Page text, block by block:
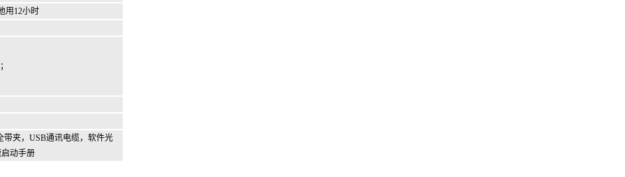
用12小时
；
带夹，USB通讯电缆，软件光
动手册